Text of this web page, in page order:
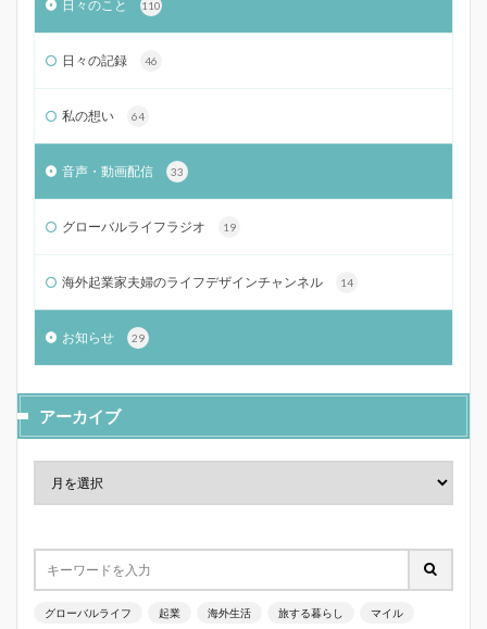
日々のこと 110
日々の記録 46
私の想い 64
音声・動画配信 33
グローバルライフラジオ 19
海外起業家夫婦のライフデザインチャンネル 14
お知らせ 29
アーカイブ
グローバルライフ 起業 海外生活 旅する暮らし マイル